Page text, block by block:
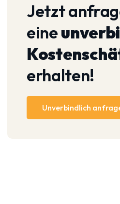
Jetzt
eine
erhalten!
Unverbindlich